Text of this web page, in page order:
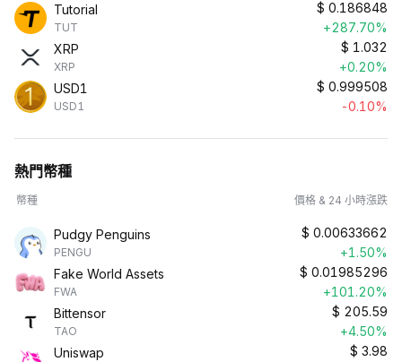
Tutorial
TUT
$ 0.186848
+287.70%
XRP
XRP
$ 1.032
+0.20%
USD1
USD1
$ 0.999508
-0.10%
熱門幣種
幣種 價格 & 24 小時漲跌
Pudgy Penguins
PENGU
$ 0.00633662
+1.50%
Fake World Assets
FWA
$ 0.01985296
+101.20%
Bittensor
TAO
$ 205.59
+4.50%
Uniswap
$ 3.98